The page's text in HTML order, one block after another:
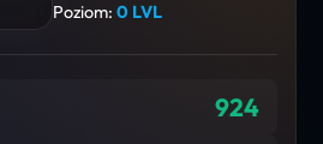
Poziom: 0 LVL
924